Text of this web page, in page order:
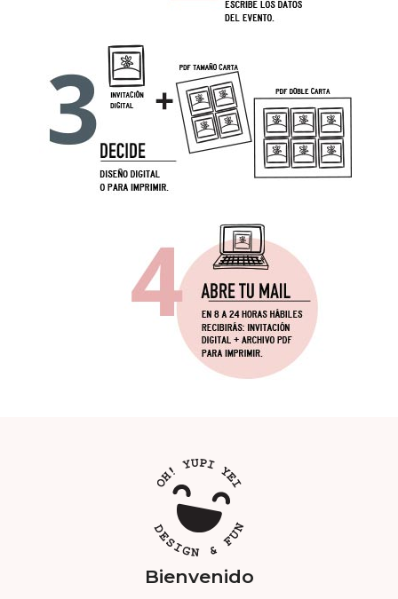
Bienvenido